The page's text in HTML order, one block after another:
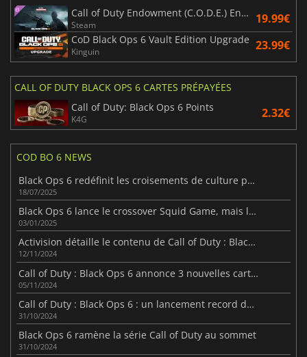
Call of Duty Endowment (C.O.D.E.) Endeavour Tracer Pack
Steam 19.99€
CoD Black Ops 6 Vault Edition Upgrade
Kinguin 23.99€
CALL OF DUTY BLACK OPS 6 CARTES PRÉPAYÉES
Call of Duty: Black Ops 6 Points
K4G 2.32€
COD BO 6 NEWS
Black Ops 6 redéfinit les croisements de culture pop
18/07/2025
Black Ops 6 lance le crossover Squid Game, mais les fans sont déçus
03/01/2025
Activision détaille le contenu de Call of Duty : Black Ops 6 Season 1
12/11/2024
Call of Duty : Black Ops 6 annonce 3 nouvelles cartes multijoueurs
05/11/2024
Call of Duty : Black Ops 6 : un lancement record dans l'histoire de Call of Duty
31/10/2024
Black Ops 6 ramène la série Call of Duty au sommet
31/10/2024